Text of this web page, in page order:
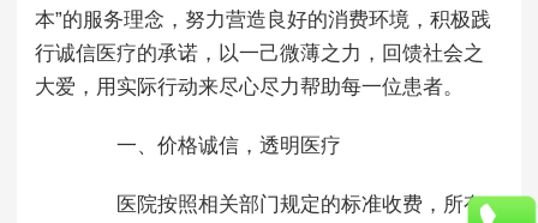
本”的服务理念，努力营造良好的消费环境，积极践
行诚信医疗的承诺，以一己微薄之力，回馈社会之
大爱，用实际行动来尽心尽力帮助每一位患者。
一、价格诚信，透明医疗
医院按照相关部门规定的标准收费，所有